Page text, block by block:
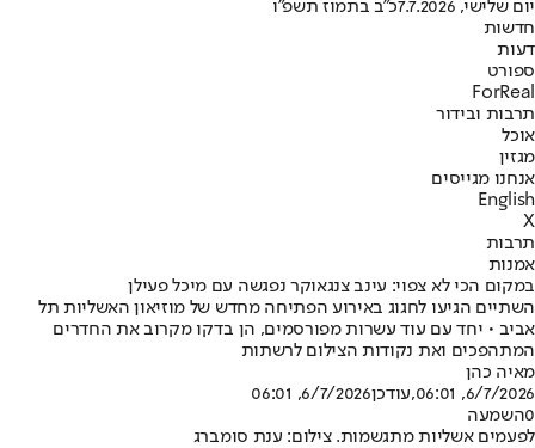
יום שלישי, 7.7.2026
כ"ב בתמוז תשפ"ו
חדשות
דעות
ספורט
ForReal
תרבות ובידור
אוכל
מגזין
אנחנו מגייסים
English
X
תרבות
אמנות
במקום הכי לא צפוי: עינב צנגאוקר נפגשה עם מיכל פעילן
השתיים הגיעו לחגוג באירוע הפתיחה מחדש של מוזיאון האשליות תל
אביב • יחד עם עוד עשרות מפורסמים, הן בדקו מקרוב את החדרים
המתהפכים ואת נקודות הצילום לרשתות
מאיה כהן
6/7/2026, 06:01
,עודכן6/7/2026, 06:01
0השמעה
לפעמים אשליות מתגשמות. צילום: ענת סומברג